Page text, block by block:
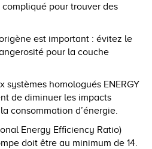
compliqué pour trouver des
est important : évitez le
pour la couche
systèmes homologués ENERGY
de diminuer les impacts
consommation d’énergie.
Energy Efficiency Ratio)
doit être au minimum de 14.